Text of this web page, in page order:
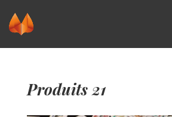
Produits 21